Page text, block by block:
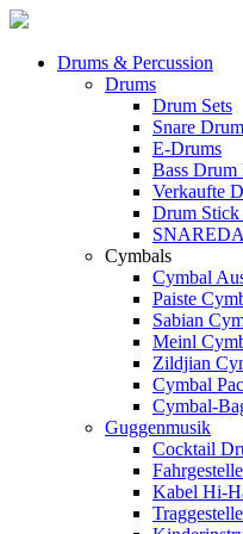
Drums & Percussion
Drums
Drum Sets
Snare
E-Drums
Bass Drum
Verkaufte
Drum Stick
Cymbals
Cymbal
Paiste
Sabian
Meinl
Zildjian
Cymbal
Cymbal-
Guggenmusik
Cocktail
Kabel Hi-
Traggestelle